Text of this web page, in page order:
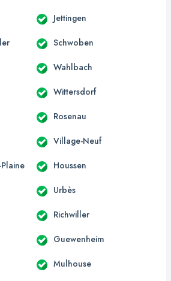
Jettingen
Schwoben
Wahlbach
Wittersdorf
Rosenau
Village-Neuf
Houssen
Urbès
Richwiller
Guewenheim
Mulhouse